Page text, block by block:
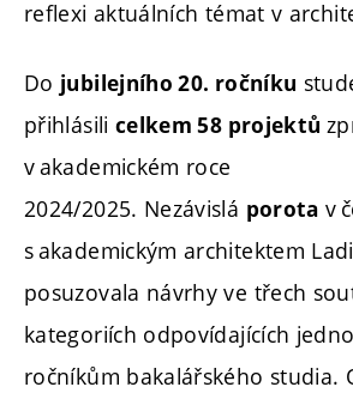
reflexi aktuálních témat v
Do jubilejního 20. ročníku
přihlásili celkem 58 projektů
v akademickém roce
2024/2025. Nezávislá porota v
s akademickým architektem
posuzovala návrhy ve třech
kategoriích odpovídajících
ročníkům bakalářského studia.